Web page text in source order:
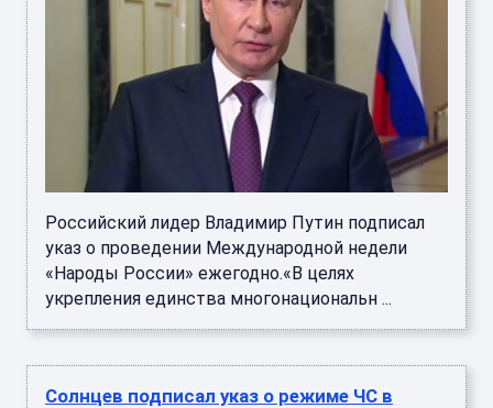
Российский лидер Владимир Путин подписал
указ о проведении Международной недели
«Народы России» ежегодно.«В целях
укрепления единства многонациональн ...
Солнцев подписал указ о режиме ЧС в